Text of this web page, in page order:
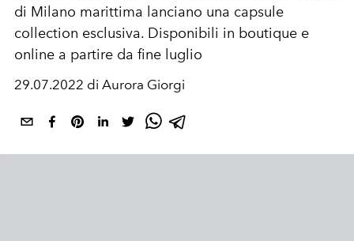
di Milano marittima lanciano una capsule
collection esclusiva. Disponibili in boutique e
online a partire da fine luglio
29.07.2022 di Aurora Giorgi